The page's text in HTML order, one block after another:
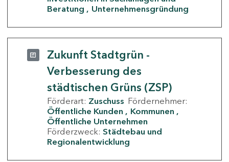
Beratung
Unternehmensgründung
Zukunft Stadtgrün -
Verbesserung des
städtischen Grüns (ZSP)
Förderart: Zuschuss Fördernehmer:
Öffentliche Kunden
Kommunen
Öffentliche Unternehmen
Förderzweck: Städtebau und
Regionalentwicklung